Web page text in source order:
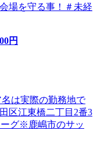
場を守る事！＃未経
円
は実際の勤務地で
区江東橋二丁目2番3
グ※鹿嶋市のサッ